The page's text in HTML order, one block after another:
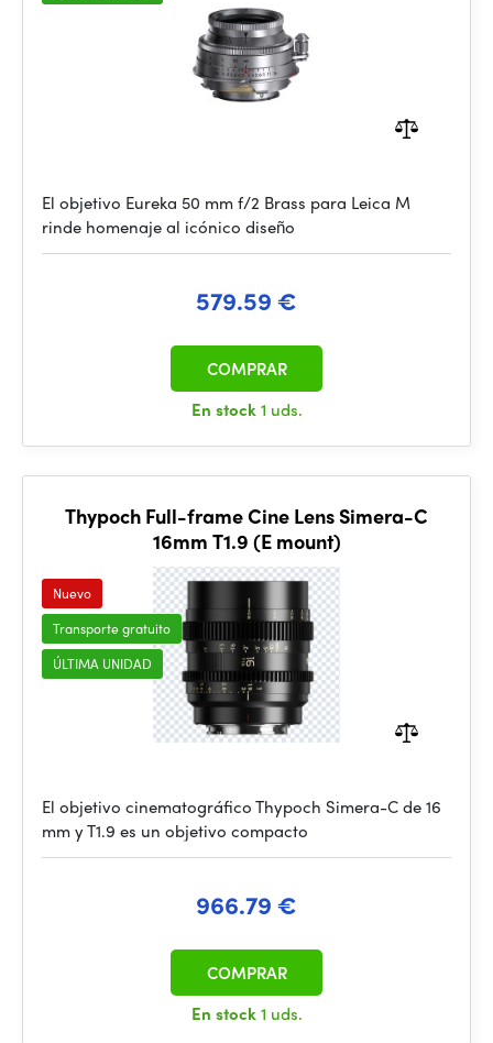
El objetivo Eureka 50 mm f/2 Brass para Leica M
rinde homenaje al icónico diseño
579.59 €
En stock1 uds.
COMPRAR
Thypoch Full-frame Cine Lens Simera-C
16mm T1.9 (E mount)
Nuevo
Transporte gratuito
ÚLTIMA UNIDAD
El objetivo cinematográfico Thypoch Simera-C de 16
mm y T1.9 es un objetivo compacto
966.79 €
En stock1 uds.
COMPRAR